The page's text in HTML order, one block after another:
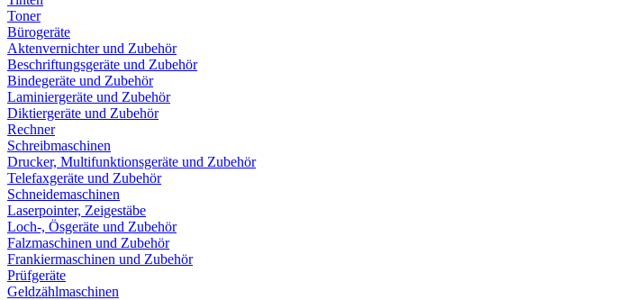
Toner
Bürogeräte
Aktenvernichter und Zubehör
Beschriftungsgeräte und Zubehör
Bindegeräte und Zubehör
Laminiergeräte und Zubehör
Diktiergeräte und Zubehör
Rechner
Schreibmaschinen
Drucker, Multifunktionsgeräte und Zubehör
Telefaxgeräte und Zubehör
Schneidemaschinen
Laserpointer, Zeigestäbe
Loch-, Ösgeräte und Zubehör
Falzmaschinen und Zubehör
Frankiermaschinen und Zubehör
Prüfgeräte
Geldzählmaschinen